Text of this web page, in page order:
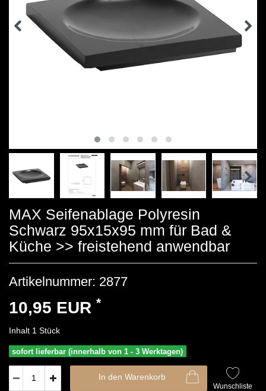
MAX Seifenablage Polyresin
Schwarz 95x15x95 mm für Bad &
Küche >> freistehend anwendbar
Artikelnummer: 2877
10,95 EUR *
Inhalt 1 Stück
sofort lieferbar (innerhalb von 1 - 3 Werktagen)
In den Warenkorb
Wunschliste